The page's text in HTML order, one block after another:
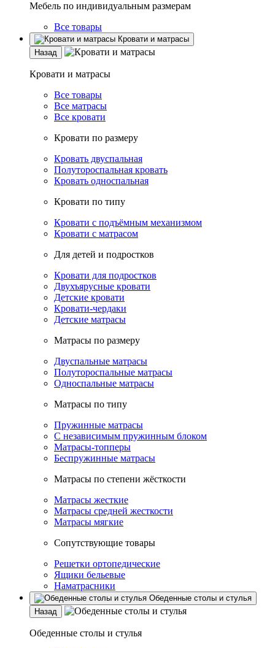
Мебель по индивидуальным размерам
Все товары
Кровати и матрасы
Назад
Кровати и матрасы
Все товары
Все матрасы
Все кровати
Кровати по размеру
Кровать двуспальная
Полутороспальная кровать
Кровать односпальная
Кровати по типу
Кровати с подъёмным механизмом
Кровати с матрасом
Для детей и подростков
Кровати для подростков
Двухъярусные кровати
Детские кровати
Кровати-чердаки
Детские матрасы
Матрасы по размеру
Двуспальные матрасы
Полутороспальные матрасы
Односпальные матрасы
Матрасы по типу
Пружинные матрасы
С независимым пружинным блоком
Матрасы-топперы
Беспружинные матрасы
Матрасы по степени жёсткости
Матрасы жесткие
Матрасы средней жесткости
Матрасы мягкие
Сопутствующие товары
Решетки ортопедические
Ящики бельевые
Наматрасники
Обеденные столы и стулья
Назад
Обеденные столы и стулья